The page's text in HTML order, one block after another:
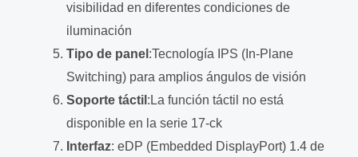
visibilidad en diferentes condiciones de
iluminación
Tipo de panel :Tecnología IPS (In-Plane
Switching) para amplios ángulos de visión
Soporte táctil :La función táctil no está
disponible en la serie 17-ck
Interfaz: eDP (Embedded DisplayPort) 1.4 de